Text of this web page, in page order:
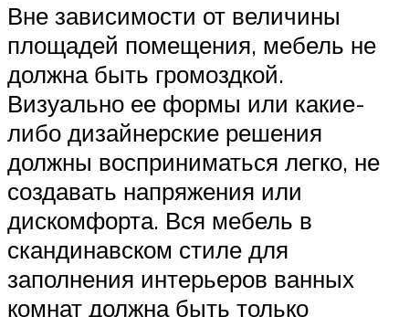
Вне зависимости от величины
площадей помещения, мебель не
должна быть громоздкой.
Визуально ее формы или какие-
либо дизайнерские решения
должны восприниматься легко, не
создавать напряжения или
дискомфорта. Вся мебель в
скандинавском стиле для
заполнения интерьеров ванных
комнат должна быть только